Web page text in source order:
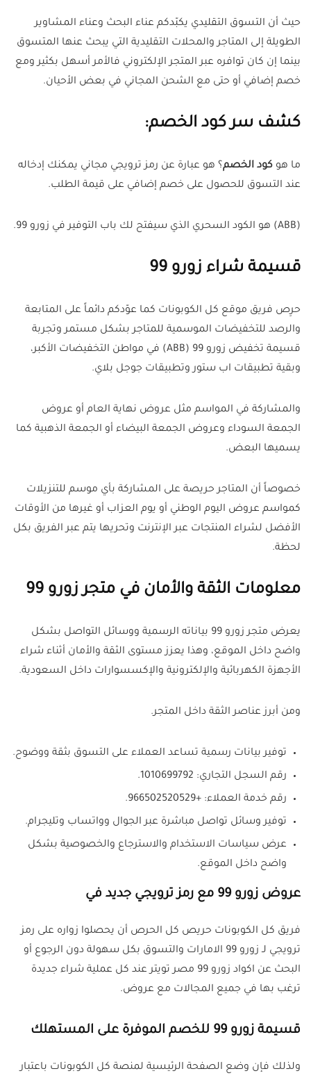
حيث أن التسوق التقليدي يكبّدكم عناء البحث وعناء المشاوير
الطويلة إلى المتاجر والمحلات التقليدية التي يبحث عنها المتسوق
بينما إن كان توافره عبر المتجر الإلكتروني فالأمر أسهل بكثير ومع
خصم إضافي أو حتى مع الشحن المجاني في بعض الأحيان.
كشف سر كود الخصم:
ما هو كود الخصم؟ هو عبارة عن رمز ترويجي مجاني يمكنك إدخاله
عند التسوق للحصول على خصم إضافي على قيمة الطلب.
(ABB) هو الكود السحري الذي سيفتح لك باب التوفير في زورو 99.
قسيمة شراء زورو 99
حرِص فريق موقع كل الكوبونات كما عوّدكم دائماً على المتابعة
والرصد للتخفيضات الموسمية للمتاجر بشكل مستمر وتجربة
قسيمة تخفيض زورو 99 (ABB) في مواطن التخفيضات الأكبر،
وبقية تطبيقات اب ستور وتطبيقات جوجل بلاي.
والمشاركة في المواسم مثل عروض نهاية العام أو عروض
الجمعة السوداء وعروض الجمعة البيضاء أو الجمعة الذهبية كما
يسميها البعض.
خصوصاً أن المتاجر حريصة على المشاركة بأي موسم للتنزيلات
كمواسم عروض اليوم الوطني أو يوم العزاب أو غيرها من الأوقات
الأفضل لشراء المنتجات عبر الإنترنت وتحريها يتم عبر الفريق بكل
لحظة.
معلومات الثقة والأمان في متجر زورو 99
يعرض متجر زورو 99 بياناته الرسمية ووسائل التواصل بشكل
واضح داخل الموقع، وهذا يعزز مستوى الثقة والأمان أثناء شراء
الأجهزة الكهربائية والإلكترونية والإكسسوارات داخل السعودية.
ومن أبرز عناصر الثقة داخل المتجر.
توفير بيانات رسمية تساعد العملاء على التسوق بثقة ووضوح.
رقم السجل التجاري: 1010699792.
رقم خدمة العملاء: +966502520529.
توفير وسائل تواصل مباشرة عبر الجوال وواتساب وتليجرام.
عرض سياسات الاستخدام والاسترجاع والخصوصية بشكل
واضح داخل الموقع.
عروض زورو 99 مع رمز ترويجي جديد في
فريق كل الكوبونات حريص كل الحرص أن يحصلوا زواره على رمز
ترويجي لـ زورو 99 الامارات والتسوق بكل سهولة دون الرجوع أو
البحث عن اكواد زورو 99 مصر تويتر عند كل عملية شراء جديدة
ترغب بها في جميع المجالات مع عروض.
قسيمة زورو 99 للخصم الموفرة على المستهلك
ولذلك فإن وضع الصفحة الرئيسية لمنصة كل الكوبونات باعتبار